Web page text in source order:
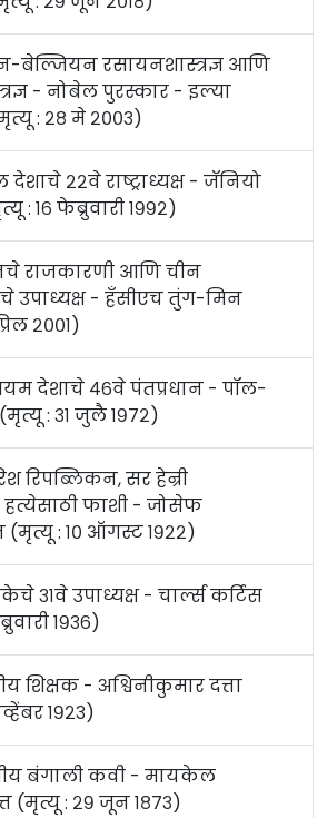
बेल्जियन रसायनशास्त्रज्ञ आणि
- नोबेल पुरस्कार - इल्या
: २८ मे २००३)
देशाचे २२वे राष्ट्राध्यक्ष - जॅनियो
: १६ फेब्रुवारी १९९२)
राजकारणी आणि चीन
उपाध्यक्ष - हँसीएच तुंग-मिन
२००१)
देशाचे ४६वे पंतप्रधान - पॉल-
: ३१ जुलै १९७२)
रिपब्लिकन, सर हेन्री
हत्येसाठी फाशी - जोसेफ
: १० ऑगस्ट १९२२)
३१वे उपाध्यक्ष - चार्ल्स कर्टिस
१९३६)
शिक्षक - अश्विनीकुमार दत्ता
१९२३)
बंगाली कवी - मायकेल
(मृत्यू : २९ जून १८७३)